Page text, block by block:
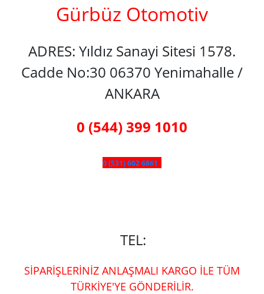
Gürbüz Otomotiv
ADRES: Yıldız Sanayi Sitesi 1578.
Cadde No:30 06370 Yenimahalle /
ANKARA
0 (544) 399 1010
0 (531) 602 6861
TEL:
SİPARİŞLERİNİZ ANLAŞMALI KARGO İLE TÜM
TÜRKİYE'YE GÖNDERİLİR.